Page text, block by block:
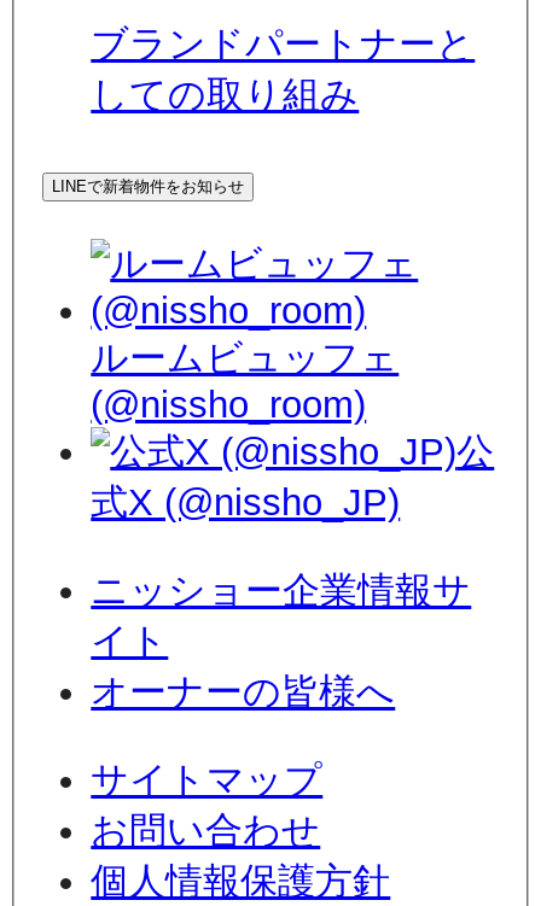
ブランドパートナーと
しての取り組み
LINEで新着物件をお知らせ
ルームビュッフェ
(@nissho_room)
公
式X (@nissho_JP)
ニッショー企業情報サ
イト
オーナーの皆様へ
サイトマップ
お問い合わせ
個人情報保護方針